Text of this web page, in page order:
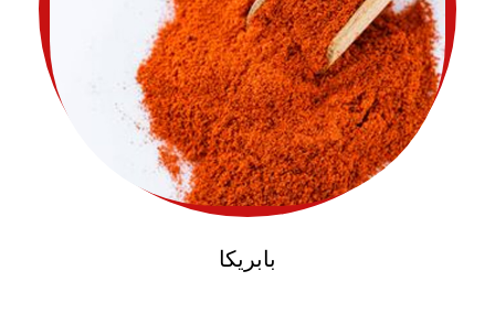
بابريكا